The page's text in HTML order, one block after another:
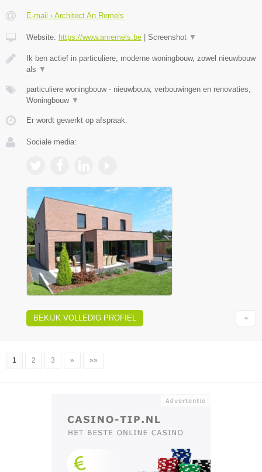
E-mail › Architect An Remels
Website: https://www.anremels.be Screenshot ▼
Ik ben actief in particuliere, moderne woningbouw, zowel nieuwbouw
als ▼
particuliere woningbouw - nieuwbouw, verbouwingen en renovaties,
Woningbouw ▼
Er wordt gewerkt op afspraak.
Sociale media:
BEKIJK VOLLEDIG PROFIEL
1 2 3 » »»